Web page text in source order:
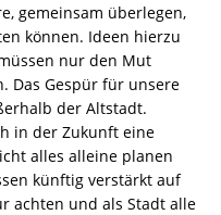
gemeinsam überlegen,
können. Ideen hierzu
nur den Mut
Das Gespür für unsere
der Altstadt.
in der Zukunft eine
alles alleine planen
künftig verstärkt auf
achten und als Stadt alle